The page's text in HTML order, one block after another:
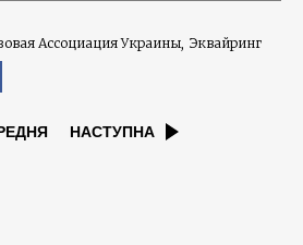
Ассоциация Украины Эквайринг
НАСТУПНА